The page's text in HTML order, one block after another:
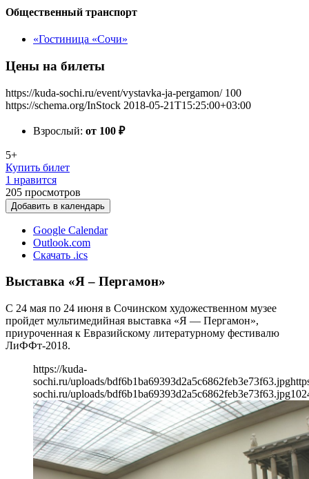
Общественный транспорт
«Гостиница «Сочи»
Цены на билеты
https://kuda-sochi.ru/event/vystavka-ja-pergamon/ 100
https://schema.org/InStock 2018-05-21T15:25:00+03:00
Взрослый: от 100 ₽
5+
Купить билет
1 нравится
205 просмотров
Добавить в календарь
Google Calendar
Outlook.com
Скачать .ics
Выставка «Я – Пергамон»
С 24 мая по 24 июня в Сочинском художественном музее
пройдет мультимедийная выставка «Я — Пергамон»,
приуроченная к Евразийскому литературному фестивалю
ЛиФФт-2018.
https://kuda-
sochi.ru/uploads/bdf6b1ba69393d2a5c6862feb3e73f63.jpg
sochi.ru/uploads/bdf6b1ba69393d2a5c6862feb3e73f63.jpg